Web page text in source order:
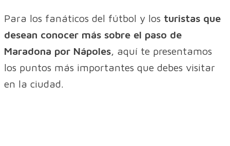
Para los fanáticos del fútbol y los turistas que
desean conocer más sobre el paso de
Maradona por Nápoles, aquí te presentamos
los puntos más importantes que debes visitar
en la ciudad.